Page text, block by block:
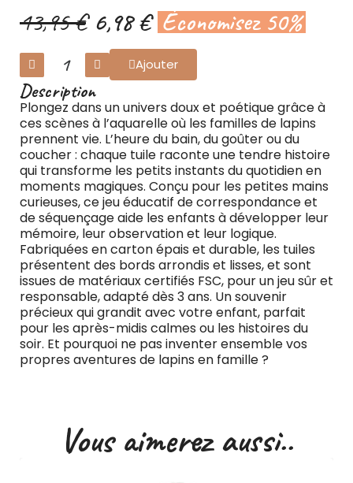
13,95 € 6,98 € Économisez 50%
Ajouter
Description
Plongez dans un univers doux et poétique grâce à
ces scènes à l’aquarelle où les familles de lapins
prennent vie. L’heure du bain, du goûter ou du
coucher : chaque tuile raconte une tendre histoire
qui transforme les petits instants du quotidien en
moments magiques. Conçu pour les petites mains
curieuses, ce jeu éducatif de correspondance et
de séquençage aide les enfants à développer leur
mémoire, leur observation et leur logique.
Fabriquées en carton épais et durable, les tuiles
présentent des bords arrondis et lisses, et sont
issues de matériaux certifiés FSC, pour un jeu sûr et
responsable, adapté dès 3 ans. Un souvenir
précieux qui grandit avec votre enfant, parfait
pour les après-midis calmes ou les histoires du
soir. Et pourquoi ne pas inventer ensemble vos
propres aventures de lapins en famille ?
Vous aimerez aussi..